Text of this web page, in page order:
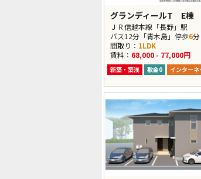
グランディールT E棟
ＪＲ信越本線「長野」駅
バス12分「青木島」停歩6分
間取り： 1LDK
賃料： 68,000 - 77,000円
新築・築浅 敷金0 インターネ